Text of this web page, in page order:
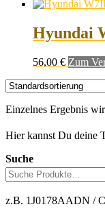
Hyundai
56,00 € Zum
Einzelnes Ergebnis
Hier kannst Du deine
Suche
z.B. 1J0178AADN /